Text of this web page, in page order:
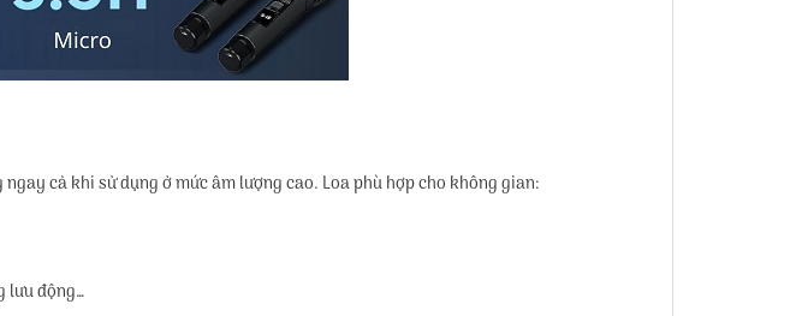
cả khi sử dụng ở mức âm lượng cao. Loa phù hợp cho không gian:
lưu động…